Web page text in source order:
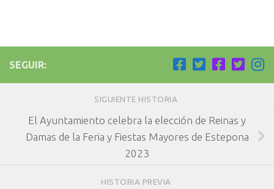
SEGUIR:
SIGUIENTE HISTORIA
El Ayuntamiento celebra la elección de Reinas y
Damas de la Feria y Fiestas Mayores de Estepona
2023
HISTORIA PREVIA